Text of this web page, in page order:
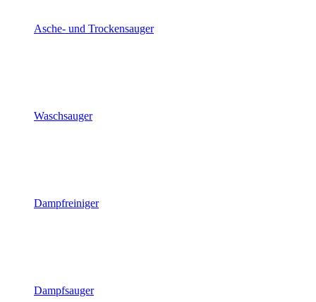
Asche- und Trockensauger
Waschsauger
Dampfreiniger
Dampfsauger